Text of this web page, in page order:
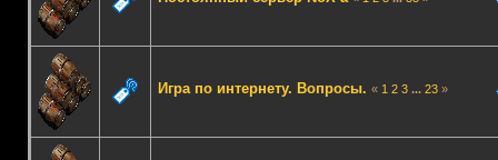
Игра по интернету. Вопросы. « 1 2 3 ... 23»